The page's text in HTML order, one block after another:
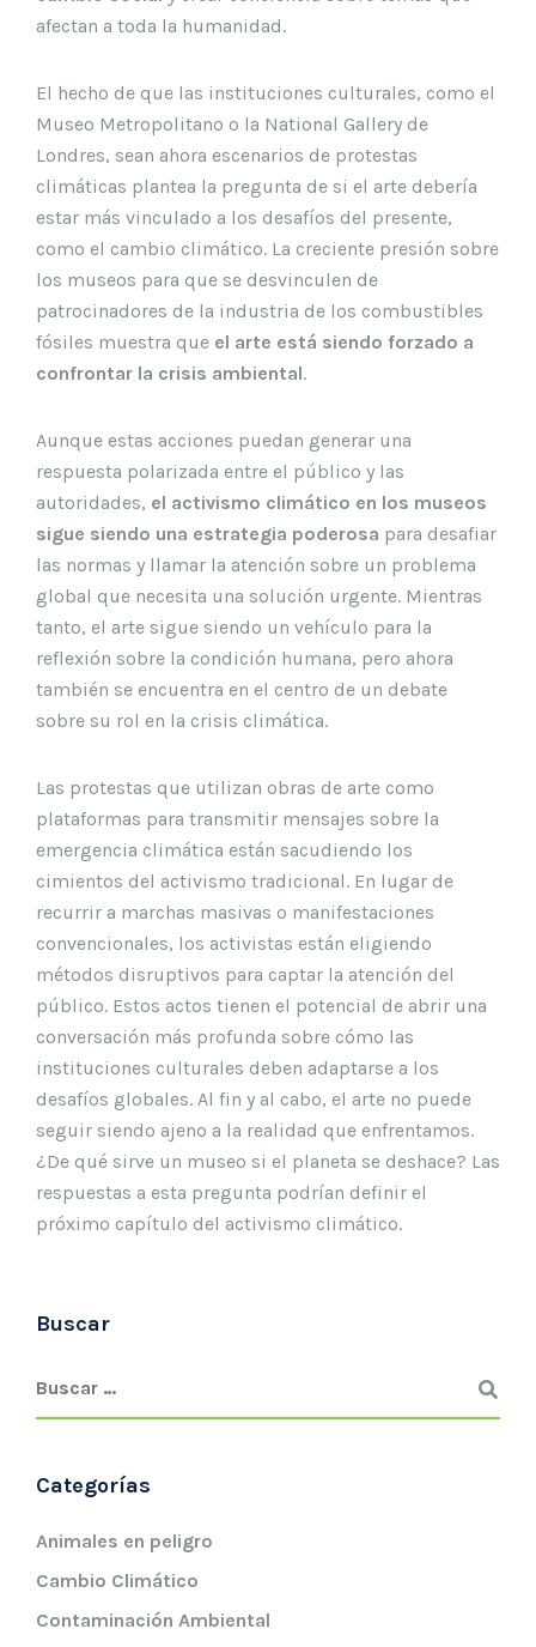
afectan a toda la humanidad.
El hecho de que las instituciones culturales, como el
Museo Metropolitano o la National Gallery de
Londres, sean ahora escenarios de protestas
climáticas plantea la pregunta de si el arte debería
estar más vinculado a los desafíos del presente,
como el cambio climático. La creciente presión sobre
los museos para que se desvinculen de
patrocinadores de la industria de los combustibles
fósiles muestra que el arte está siendo forzado a
confrontar la crisis ambiental.
Aunque estas acciones puedan generar una
respuesta polarizada entre el público y las
autoridades, el activismo climático en los museos
sigue siendo una estrategia poderosa para desafiar
las normas y llamar la atención sobre un problema
global que necesita una solución urgente. Mientras
tanto, el arte sigue siendo un vehículo para la
reflexión sobre la condición humana, pero ahora
también se encuentra en el centro de un debate
sobre su rol en la crisis climática.
Las protestas que utilizan obras de arte como
plataformas para transmitir mensajes sobre la
emergencia climática están sacudiendo los
cimientos del activismo tradicional. En lugar de
recurrir a marchas masivas o manifestaciones
convencionales, los activistas están eligiendo
métodos disruptivos para captar la atención del
público. Estos actos tienen el potencial de abrir una
conversación más profunda sobre cómo las
instituciones culturales deben adaptarse a los
desafíos globales. Al fin y al cabo, el arte no puede
seguir siendo ajeno a la realidad que enfrentamos.
¿De qué sirve un museo si el planeta se deshace? Las
respuestas a esta pregunta podrían definir el
próximo capítulo del activismo climático.
Buscar
Categorías
Animales en peligro
Cambio Climático
Contaminación Ambiental